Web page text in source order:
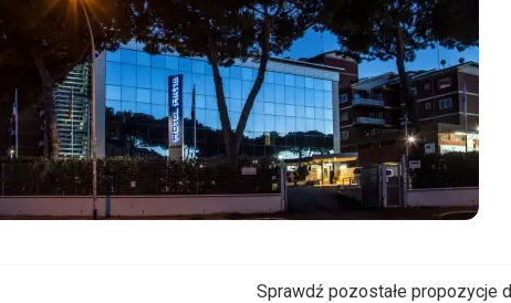
Sprawdź pozostałe propozycje